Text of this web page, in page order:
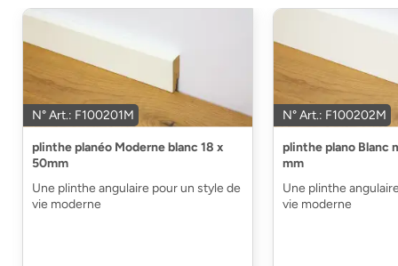
N° Art.: F100201M
plinthe planéo Moderne blanc 18 x
50mm
Une plinthe angulaire pour un style de
vie moderne
N° Art.: F100202M
plinthe plano Blanc
mm
Une plinthe
vie moderne